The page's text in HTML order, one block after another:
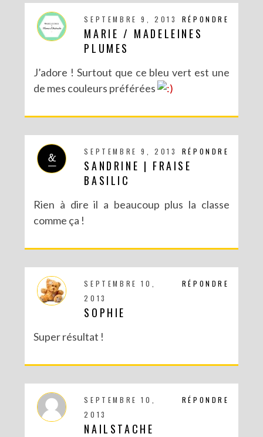
RÉPONDRE
SEPTEMBRE 9, 2013
MARIE / MADELEINES
PLUMES
J’adore ! Surtout que ce bleu vert est une
de mes couleurs préférées
RÉPONDRE
SEPTEMBRE 9, 2013
SANDRINE | FRAISE
BASILIC
Rien à dire il a beaucoup plus la classe
comme ça !
RÉPONDRE
SEPTEMBRE 10,
2013
SOPHIE
Super résultat !
RÉPONDRE
SEPTEMBRE 10,
2013
NAILSTACHE